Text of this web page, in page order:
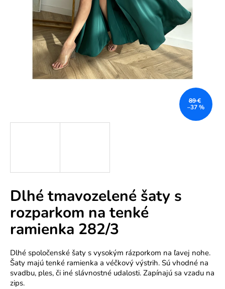
Dlhé tmavozelené šaty s
rozparkom na tenké
ramienka 282/3
Dlhé spoločenské šaty s vysokým rázporkom na ľavej nohe.
Šaty majú tenké ramienka a véčkový výstrih. Sú vhodné na
svadbu, ples, či iné slávnostné udalosti. Zapínajú sa vzadu na
zips.
89 €
–37 %
O
d
p
o
r
ú
č
a